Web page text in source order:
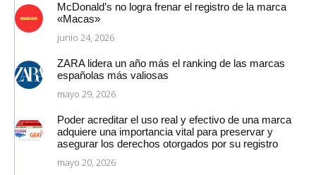
McDonald’s no logra frenar el registro de la marca
«Macas»
junio 24, 2026
ZARA lidera un año más el ranking de las marcas
españolas más valiosas
mayo 29, 2026
Poder acreditar el uso real y efectivo de una marca
adquiere una importancia vital para preservar y
asegurar los derechos otorgados por su registro
mayo 20, 2026